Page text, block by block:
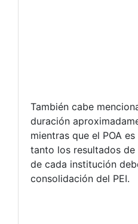
También cabe
duración
mientras que el POA
tanto los resultados
de cada institución
consolidación del PEI.